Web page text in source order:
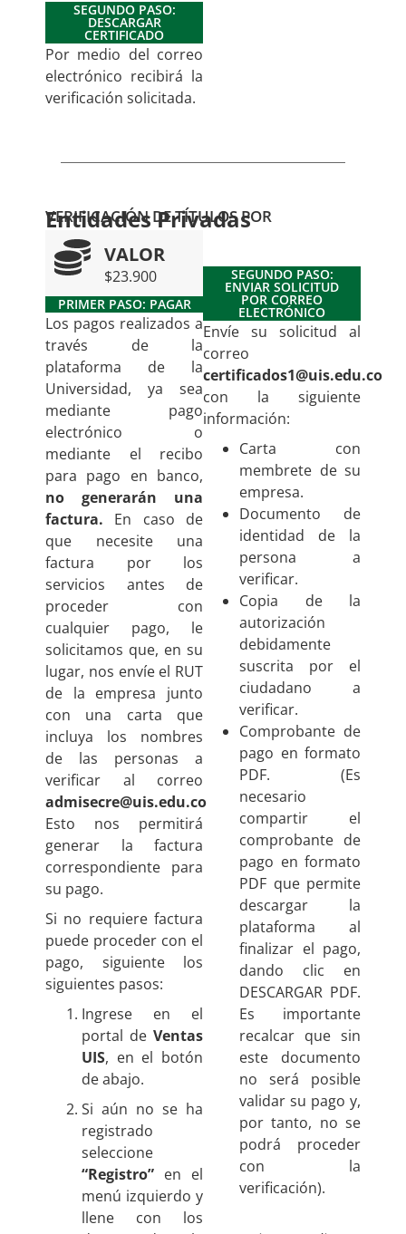
SEGUNDO PASO:
DESCARGAR
CERTIFICADO
Por medio del correo
electrónico recibirá la
verificación solicitada.
VERIFICACIÓN DE TÍTULOS POR
Entidades Privadas
VALOR
$23.900
PRIMER PASO: PAGAR
Los pagos realizados a
través de la
plataforma de la
Universidad, ya sea
mediante pago
electrónico o
mediante el recibo
para pago en banco,
no generarán una
factura. En caso de
que necesite una
factura por los
servicios antes de
proceder con
cualquier pago, le
solicitamos que, en su
lugar, nos envíe el RUT
de la empresa junto
con una carta que
incluya los nombres
de las personas a
verificar al correo
admisecre@uis.edu.co
Esto nos permitirá
generar la factura
correspondiente para
su pago.
Si no requiere factura
puede proceder con el
pago, siguiente los
siguientes pasos:
Ingrese en el
portal de Ventas
UIS, en el botón
de abajo.
Si aún no se ha
registrado
seleccione
“Registro” en el
menú izquierdo y
llene con los
SEGUNDO PASO:
ENVIAR SOLICITUD
POR CORREO
ELECTRÓNICO
Envíe su solicitud al
correo
certificados1@uis.edu.co
con la siguiente
información:
Carta con
membrete de su
empresa.
Documento de
identidad de la
persona a
verificar.
Copia de la
autorización
debidamente
suscrita por el
ciudadano a
verificar.
Comprobante de
pago en formato
PDF. (Es
necesario
compartir el
comprobante de
pago en formato
PDF que permite
descargar la
plataforma al
finalizar el pago,
dando clic en
DESCARGAR PDF.
Es importante
recalcar que sin
este documento
no será posible
validar su pago y,
por tanto, no se
podrá proceder
con la
verificación).